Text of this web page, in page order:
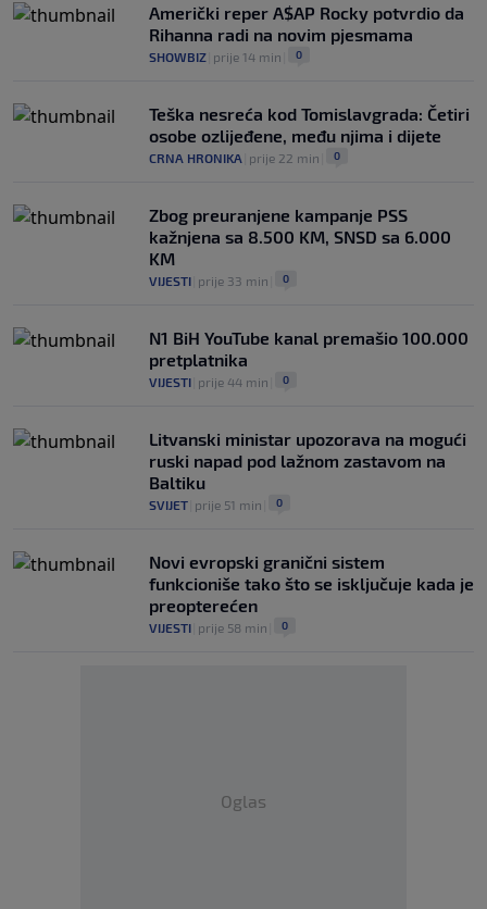
Američki reper A$AP Rocky potvrdio da
Rihanna radi na novim pjesmama
SHOWBIZ prije 14 min 0
Teška nesreća kod Tomislavgrada: Četiri
osobe ozlijeđene, među njima i dijete
CRNA HRONIKA prije 22 min 0
Zbog preuranjene kampanje PSS
kažnjena sa 8.500 KM, SNSD sa 6.000
KM
VIJESTI prije 33 min 0
N1 BiH YouTube kanal premašio 100.000
pretplatnika
VIJESTI prije 44 min 0
Litvanski ministar upozorava na mogući
ruski napad pod lažnom zastavom na
Baltiku
SVIJET prije 51 min 0
Novi evropski granični sistem
funkcioniše tako što se isključuje kada je
preopterećen
VIJESTI prije 58 min 0
Oglas